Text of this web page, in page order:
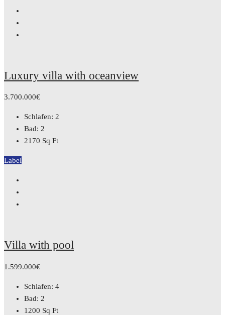
Luxury villa with oceanview
3.700.000€
Schlafen: 2
Bad: 2
2170 Sq Ft
Label
Villa with pool
1.599.000€
Schlafen: 4
Bad: 2
1200 Sq Ft